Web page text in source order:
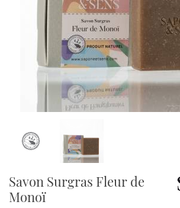
Savon Surgras Fleur de
Monoï